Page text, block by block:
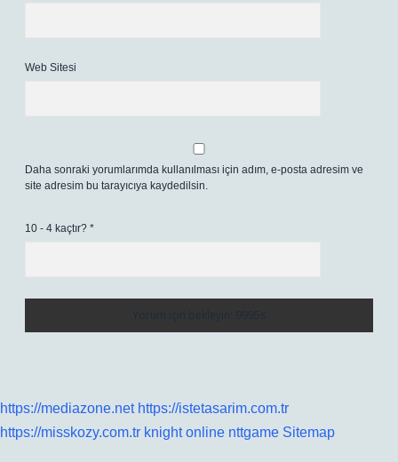
Web Sitesi
Daha sonraki yorumlarımda kullanılması için adım, e-posta adresim ve
site adresim bu tarayıcıya kaydedilsin.
10 - 4 kaçtır? *
https://mediazone.net https://istetasarim.com.tr
https://misskozy.com.tr knight online nttgame Sitemap